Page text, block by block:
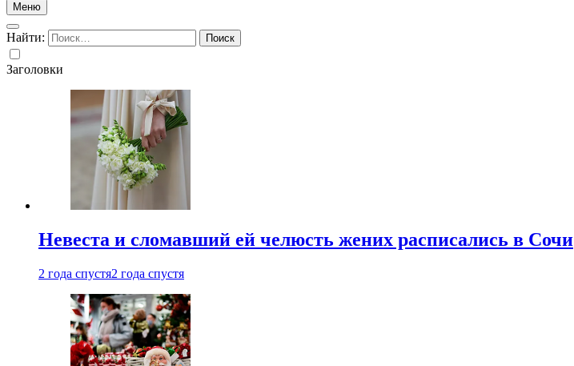
Меню
Найти:
Заголовки
Невеста и сломавший ей челюсть жених расписались в Сочи
2 года спустя2 года спустя